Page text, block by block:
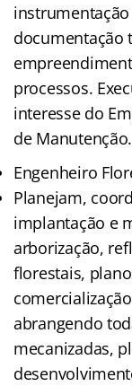
documentação
processos.
interesse do
de Manutenção.
Engenheiro
Planejam,
implantação e
arborização,
florestais,
abrangendo
mecanizadas,